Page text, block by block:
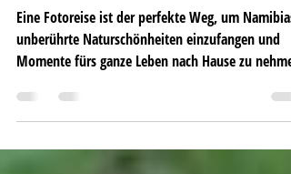
Eine 15-tägige Fotosafari in Namibia:
Die ungezähmte Schönheit Afrikas
einfangen
Eine Fotoreise ist der perfekte Weg, um Namibias
unberührte Naturschönheiten einzufangen und